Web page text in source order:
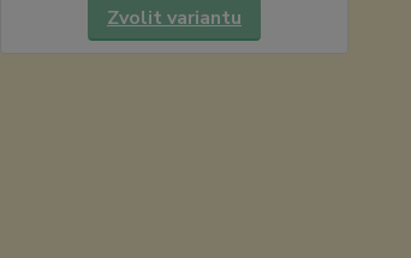
Zvolit variantu